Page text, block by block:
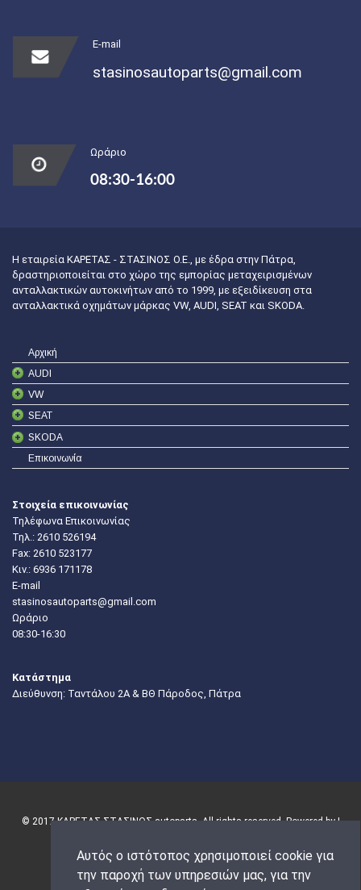
Αυτός ο ιστότοπος χρησιμοποιεί cookie για
την παροχή των υπηρεσιών μας, για την
E-mail
stasinosautoparts@gmail.com
Ωράριο
08:30-16:00
Η εταιρεία ΚΑΡΕΤΑΣ - ΣΤΑΣΙΝΟΣ Ο.Ε., με έδρα στην Πάτρα,
δραστηριοποιείται στο χώρο της εμπορίας μεταχειρισμένων
ανταλλακτικών αυτοκινήτων από το 1999, με εξειδίκευση στα
ανταλλακτικά οχημάτων μάρκας VW, AUDI, SEAT και SKODA.
Αρχική
AUDI
VW
SEAT
SKODA
Επικοινωνία
Στοιχεία επικοινωνίας
Τηλέφωνα Επικοινωνίας
Τηλ.: 2610 526194
Fax: 2610 523177
Κιν.: 6936 171178
E-mail
stasinosautoparts@gmail.com
Ωράριο
08:30-16:30
Κατάστημα
Διεύθυνση: Ταντάλου 2Α & ΒΘ Πάροδος, Πάτρα
© 2017 ΚΑΡΕΤΑΣ-ΣΤΑΣΙΝΟΣ autoparts. All rights reserved. Powered by |